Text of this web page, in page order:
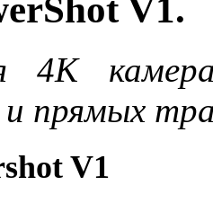
V1.
4K
и прямых
V1